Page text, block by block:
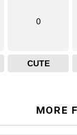
0
CUTE
MORE